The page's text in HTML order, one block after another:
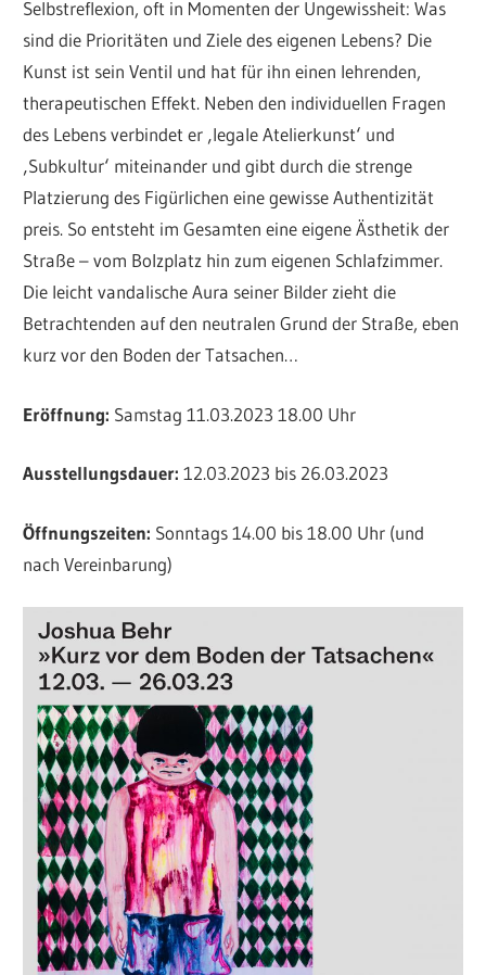
Selbstreflexion, oft in Momenten der Ungewissheit: Was
sind die Prioritäten und Ziele des eigenen Lebens? Die
Kunst ist sein Ventil und hat für ihn einen lehrenden,
therapeutischen Effekt. Neben den individuellen Fragen
des Lebens verbindet er ‚legale Atelierkunst‘ und
‚Subkultur‘ miteinander und gibt durch die strenge
Platzierung des Figürlichen eine gewisse Authentizität
preis. So entsteht im Gesamten eine eigene Ästhetik der
Straße – vom Bolzplatz hin zum eigenen Schlafzimmer.
Die leicht vandalische Aura seiner Bilder zieht die
Betrachtenden auf den neutralen Grund der Straße, eben
kurz vor den Boden der Tatsachen…
Eröffnung: Samstag 11.03.2023 18.00 Uhr
Ausstellungsdauer:12.03.2023 bis 26.03.2023
Öffnungszeiten: Sonntags 14.00 bis 18.00 Uhr (und
nach Vereinbarung)